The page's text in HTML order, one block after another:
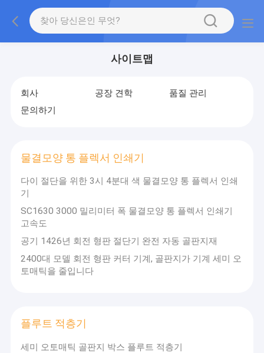
사이트맵
회사 공장 견학
품질 관리
문의하기
물결모양 통 플렉서 인쇄기
다이 절단을 위한 3시 4분대 색 물결모양 통 플렉서 인쇄
기
SC1630 3000 밀리미터 폭 물결모양 통 플렉서 인쇄기
고속도
공기 1426년 회전 형판 절단기 완전 자동 골판지재
2400대 모델 회전 형판 커터 기계, 골판지가 기계 세미 오
토매틱을 줄입니다
플루트 적층기
세미 오토매틱 골판지 박스 플루트 적층기